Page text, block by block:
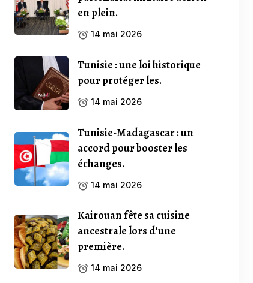
en plein.
14 mai 2026
Tunisie : une loi historique
pour protéger les.
14 mai 2026
Tunisie-Madagascar : un
accord pour booster les
échanges.
14 mai 2026
Kairouan fête sa cuisine
ancestrale lors d’une
première.
14 mai 2026